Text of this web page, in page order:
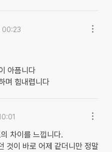
00:23
아픔니다
며 힘내렵니다
차이를 느낍니다.
것이 바로 어제 같더니만 정말